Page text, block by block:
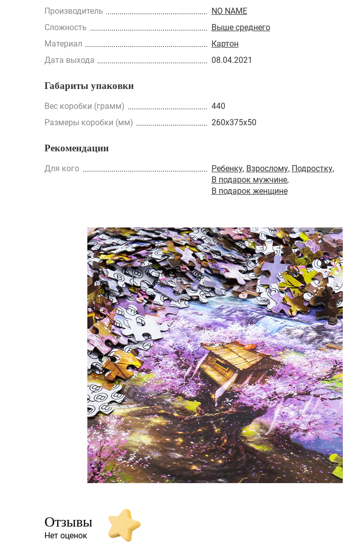
Производитель
NO NAME
Сложность
Выше среднего
Материал
Картон
Дата выхода
08.04.2021
Габариты упаковки
Вес коробки (грамм)
440
Размеры коробки (мм)
260x375x50
Рекомендации
Для кого Ребенку, Взрослому, Подростку,
В подарок мужчине,
В подарок женщине
Отзывы
Нет оценок